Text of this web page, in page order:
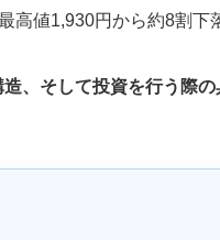
値1,930円から約8割下
、そして投資を行う際